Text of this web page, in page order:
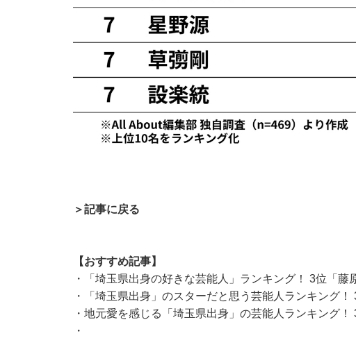
＞記事に戻る
【おすすめ記事】
・
「埼玉県出身の好きな芸能人」ランキング！ 3位「藤
・
「埼玉県出身」のスターだと思う芸能人ランキング
・ 地元愛を感じる「埼玉県出身」の芸能人ランキング
・